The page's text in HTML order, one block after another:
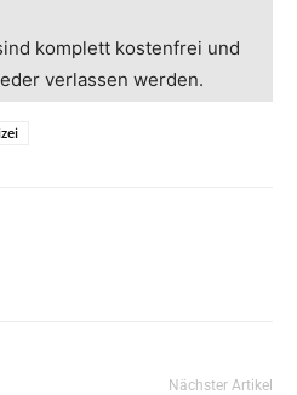
komplett kostenfrei und
verlassen werden.
Nächster Artikel